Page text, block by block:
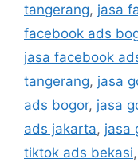
tangerang, jasa
facebook ads
jasa facebook
tangerang, jasa
ads bogor, jasa
ads jakarta, jasa
tiktok ads bekasi,